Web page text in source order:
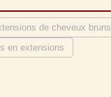
de cheveux bruns
en extensions